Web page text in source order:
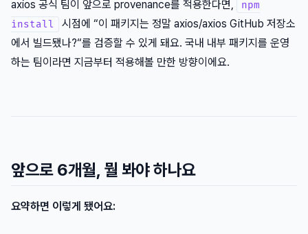
axios 공식 팀이 앞으로 provenance를 적용한다면,
npm
install
시점에 “이 패키지는 정말 axios/axios GitHub 저장소
에서 빌드됐나?“를 검증할 수 있게 돼요. 국내 내부 패키지를 운영
하는 팀이라면 지금부터 적용해볼 만한 방향이에요.
앞으로 6개월, 뭘 봐야 하나요
요약하면 이렇게 됐어요: